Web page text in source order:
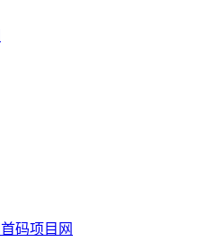
首码项目网